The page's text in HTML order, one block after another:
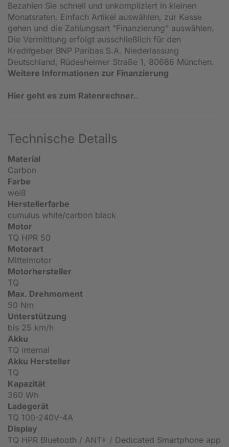
Bezahlen Sie schnell und unkompliziert in kleinen
Monatsraten. Einfach Artikel auswählen, zur Kasse
gehen und die Zahlungsart "Finanzierung" auswählen.
Die Vermittlung erfolgt ausschließlich für den
Kreditgeber BNP Paribas S.A. Niederlassung
Deutschland, Rüdesheimer Straße 1, 80686 München.
Weitere Informationen zur Finanzierung
Hier geht es zum Ratenrechner..
Technische Details
Material
Carbon
Farbe
weiß
Herstellerfarbe
cumulus white/carbon black
Motor
TQ HPR 50
Motorart
Mittelmotor
Motorhersteller
TQ
Max. Drehmoment
50 Nm
Unterstützung
bis 25 km/h
Akku
TQ internal
Akku Hersteller
TQ
Kapazität
360 Wh
Ladegerät
TQ 100-240V-4A
Display
TQ HPR Bluetooth / ANT+ / Dedicated Smartphone app